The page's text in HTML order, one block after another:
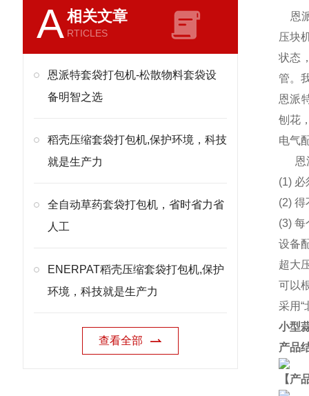
A相关文章
RTICLES
恩派特套袋打包机-松散物料套袋设
备明智之选
稻壳压缩套袋打包机,保护环境，科技
就是生产力
全自动草药套袋打包机，省时省力省
人工
ENERPAT稻壳压缩套袋打包机,保护
环境，科技就是生产力
查看全部
恩
压块
状态
管。
恩派
刨花
电气
恩
(1)
(2)
(3)
设备
超大
可以
采用“
小型
产品
【产